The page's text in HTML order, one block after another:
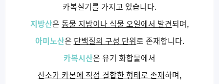
카복실기를 가지고 있습니다.
지방산은 동물 지방이나 식물 오일에서 발견되며,
아미노산은 단백질의 구성 단위로 존재합니다.
카복시산은 유기 화합물에서
산소가 카본에 직접 결합한 형태로 존재하며,